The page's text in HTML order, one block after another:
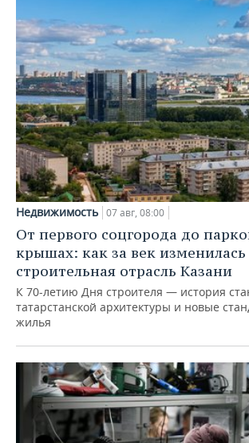
Недвижимость 07 авг, 08:00
От первого соцгорода до
крышах: как за век изменилась
строительная отрасль Казани
К 70-летию Дня строителя — история
татарстанской архитектуры и новые
жилья